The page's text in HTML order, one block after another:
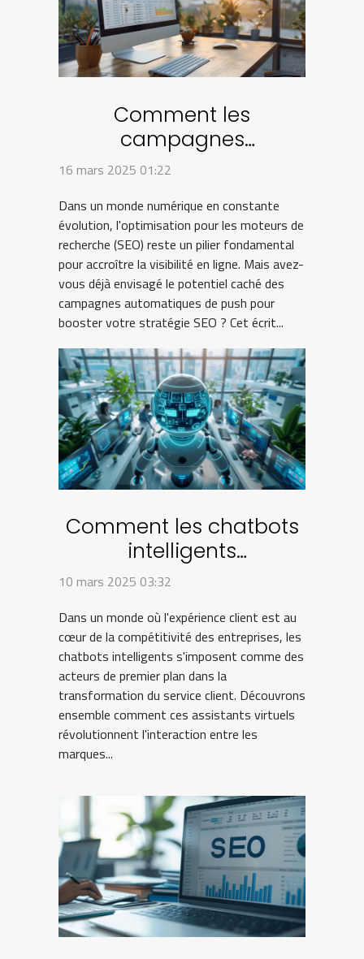
Comment les
campagnes
automatiques de push
votre stratégie SEO
16 mars 2025 01:22
Dans un monde numérique en constante
évolution, l'optimisation pour les moteurs de
recherche (SEO) reste un pilier fondamental
pour accroître la visibilité en ligne. Mais avez-
vous déjà envisagé le potentiel caché des
campagnes automatiques de push pour
booster votre stratégie SEO ? Cet écrit...
Comment les chatbots
intelligents
transforment le service
10 mars 2025 03:32
Dans un monde où l'expérience client est au
cœur de la compétitivité des entreprises, les
chatbots intelligents s'imposent comme des
acteurs de premier plan dans la
transformation du service client. Découvrons
ensemble comment ces assistants virtuels
révolutionnent l'interaction entre les
marques...